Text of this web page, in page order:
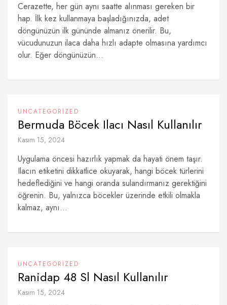
Cerazette, her gün aynı saatte alınması gereken bir
hap. İlk kez kullanmaya başladığınızda, adet
döngünüzün ilk gününde almanız önerilir. Bu,
vücudunuzun ilaca daha hızlı adapte olmasına yardımcı
olur. Eğer döngünüzün...
UNCATEGORIZED
Bermuda Böcek Ilacı Nasıl Kullanılır
Kasım 15, 2024
Uygulama öncesi hazırlık yapmak da hayati önem taşır.
Ilacın etiketini dikkatlice okuyarak, hangi böcek türlerini
hedeflediğini ve hangi oranda sulandırmanız gerektiğini
öğrenin. Bu, yalnızca böcekler üzerinde etkili olmakla
kalmaz, aynı...
UNCATEGORIZED
Ranidap 48 Sl Nasıl Kullanılır
Kasım 15, 2024